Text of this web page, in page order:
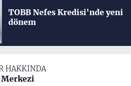
TOBB Nefes Kredisi'nde yeni
dönem
HAKKINDA
Merkezi